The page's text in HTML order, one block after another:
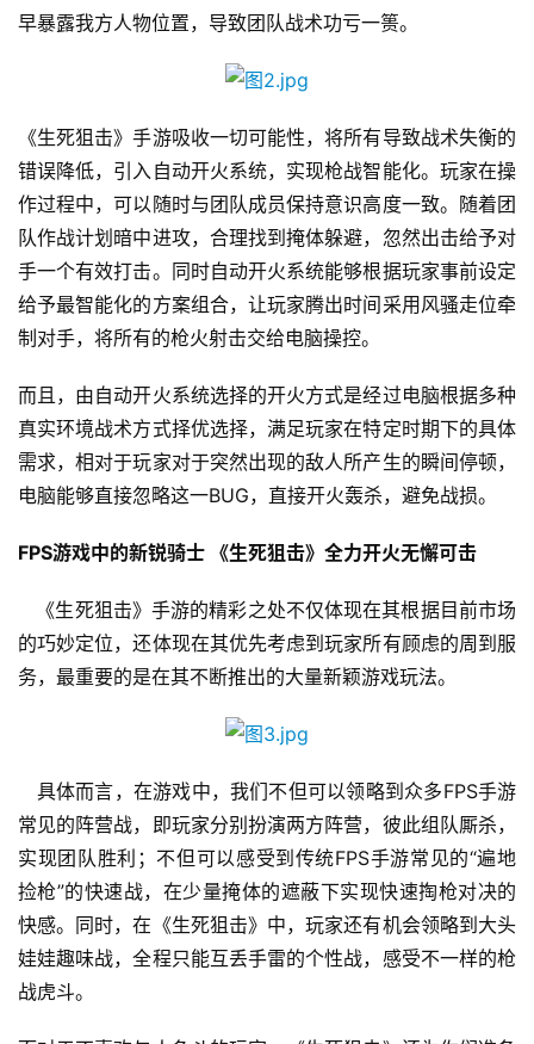
戏
手
机
游
戏
单
机
戏
休
闲
戏
0
2
三
届
金
茶
奖
7
早暴露我方人物位置，导致团队战术功亏一篑。
《生死狙击》手游吸收一切可能性，将所有导致战术失衡的
错误降低，引入自动开火系统，实现枪战智能化。玩家在操
作过程中，可以随时与团队成员保持意识高度一致。随着团
队作战计划暗中进攻，合理找到掩体躲避，忽然出击给予对
手一个有效打击。同时自动开火系统能够根据玩家事前设定
给予最智能化的方案组合，让玩家腾出时间采用风骚走位牵
制对手，将所有的枪火射击交给电脑操控。
而且，由自动开火系统选择的开火方式是经过电脑根据多种
真实环境战术方式择优选择，满足玩家在特定时期下的具体
需求，相对于玩家对于突然出现的敌人所产生的瞬间停顿，
电脑能够直接忽略这一BUG，直接开火轰杀，避免战损。
FPS游戏中的新锐骑士 《生死狙击》全力开火无懈可击
《生死狙击》手游的精彩之处不仅体现在其根据目前市场
的巧妙定位，还体现在其优先考虑到玩家所有顾虑的周到服
务，最重要的是在其不断推出的大量新颖游戏玩法。
具体而言，在游戏中，我们不但可以领略到众多FPS手游
常见的阵营战，即玩家分别扮演两方阵营，彼此组队厮杀，
实现团队胜利；不但可以感受到传统FPS手游常见的“遍地
捡枪”的快速战，在少量掩体的遮蔽下实现快速掏枪对决的
快感。同时，在《生死狙击》中，玩家还有机会领略到大头
娃娃趣味战，全程只能互丢手雷的个性战，感受不一样的枪
战虎斗。